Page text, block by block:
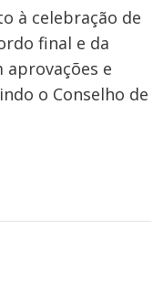
à celebração de
final e da
e
o Conselho de